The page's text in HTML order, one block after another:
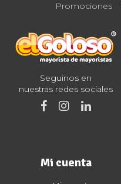
Promociones
Seguinos en
nuestras redes sociales
Mi cuenta